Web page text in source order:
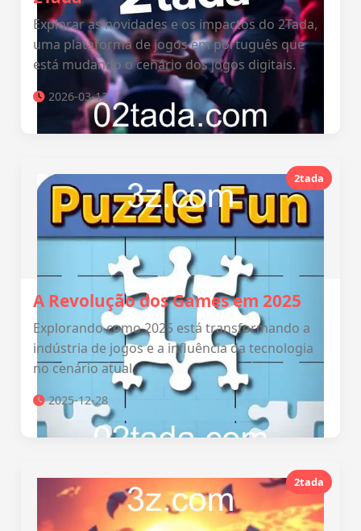
Explorar as novidades e os impactos do 2Tada,
uma plataforma de jogos em português que
está mudando o cenário dos jogos digitais.
2026-03-12
2tada
A Revolução dos Games em 2025
Explorando como 2025 está transformando a
indústria de jogos e a influência da tecnologia
no cenário atual.
2025-12-28
2tada